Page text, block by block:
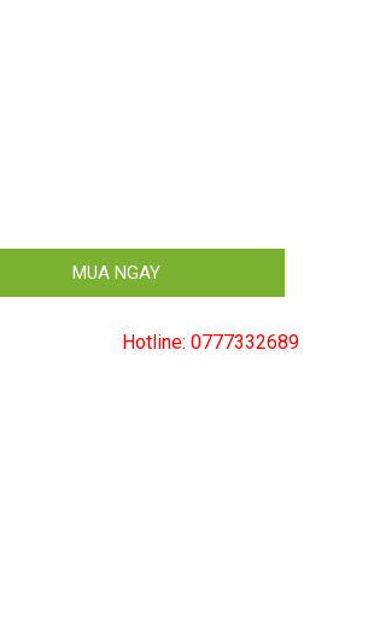
MUA NGAY
Hotline: 0777332689